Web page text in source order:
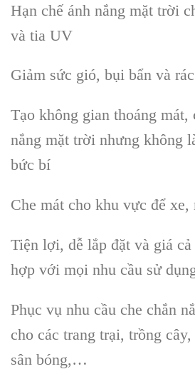
Hạn chế ánh nắng mặt trời
và tia UV
Giảm sức gió, bụi bẩn và
Tạo không gian thoáng mát,
nắng mặt trời nhưng không
bức bí
Che mát cho khu vực để
Tiện lợi, dễ lắp đặt và giá cả
hợp với mọi nhu cầu sử
Phục vụ nhu cầu che chắn
cho các trang trại, trồng
sân bóng,…